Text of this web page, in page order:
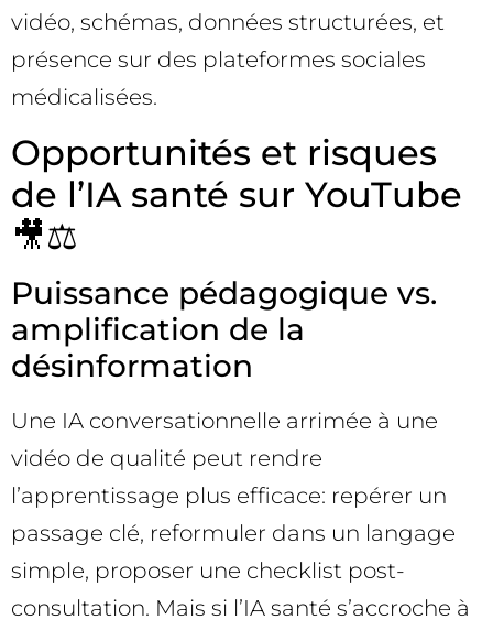
vidéo, schémas, données structurées, et
présence sur des plateformes sociales
médicalisées.
Opportunités et risques
de l’IA santé sur YouTube
🎥⚖️
Puissance pédagogique vs.
amplification de la
désinformation
Une IA conversationnelle arrimée à une
vidéo de qualité peut rendre
l’apprentissage plus efficace: repérer un
passage clé, reformuler dans un langage
simple, proposer une checklist post-
consultation. Mais si l’IA santé s’accroche à